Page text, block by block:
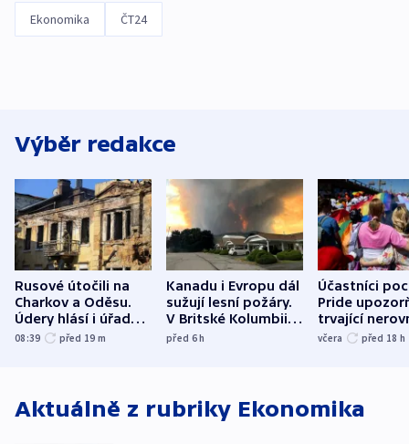
Ekonomika ČT24
Výběr redakce
Rusové útočili na
Charkov a Oděsu.
Údery hlásí i úřady v
Bělgorodu
08:39 před 19 m
Kanadu i Evropu dál
sužují lesní požáry.
V Britské Kolumbii
evakuovali tisíce lidí
před 6h
Účastníci
Pride
trvající
včera před 18 h
Aktuálně z rubriky Ekonomika